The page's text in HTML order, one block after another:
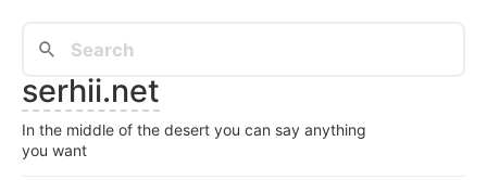
serhii.net
In the middle of the desert you can say anything
you want